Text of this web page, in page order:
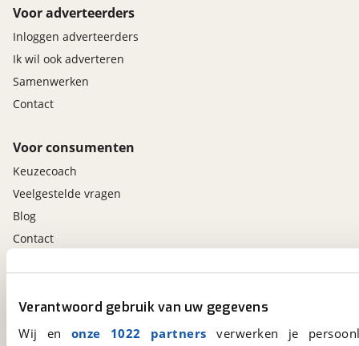
Verantwoord gebruik van uw gegevens
Wij en onze 1022 partners verwerken je
Voor adverteerders
Inloggen adverteerders
Ik wil ook adverteren
Samenwerken
Contact
Voor consumenten
Keuzecoach
Veelgestelde vragen
Blog
Contact
Altijd het meest recente aanbod bij de hand.
Download 'm nu.